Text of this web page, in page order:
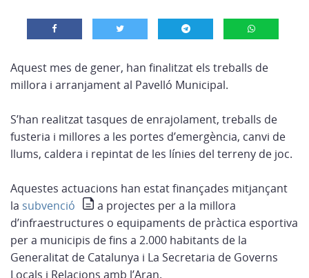
Aquest mes de gener, han finalitzat els treballs de
millora i arranjament al Pavelló Municipal.
S’han realitzat tasques de enrajolament, treballs de
fusteria i millores a les portes d’emergència, canvi de
llums, caldera i repintat de les línies del terreny de joc.
Aquestes actuacions han estat finançades mitjançant
la subvenció
a projectes per a la millora
d’infraestructures o equipaments de pràctica esportiva
per a municipis de fins a 2.000 habitants de la
Generalitat de Catalunya i La Secretaria de Governs
Locals i Relacions amb l’Aran.